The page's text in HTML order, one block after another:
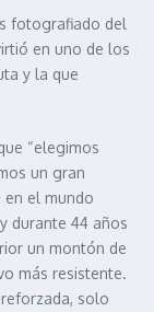
fotografiado del
en uno de los
y la que
“elegimos
un gran
en el mundo
durante 44 años
un montón de
más resistente.
solo